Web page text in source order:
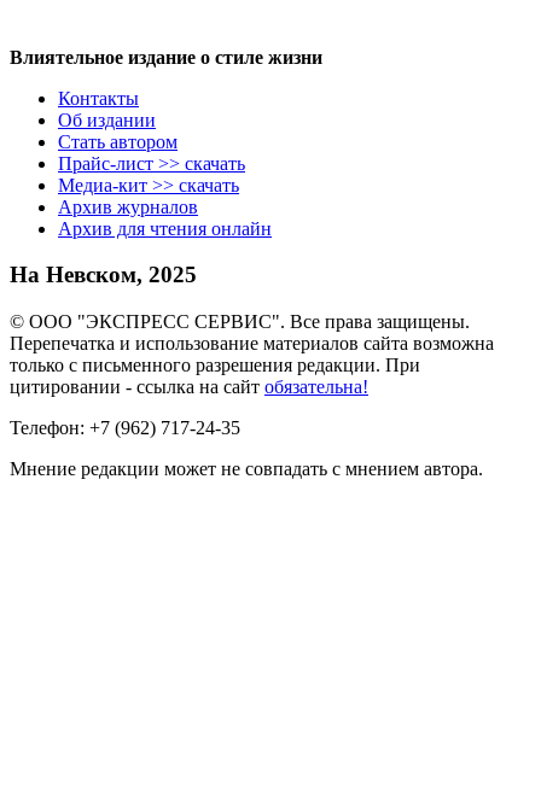
Влиятельное издание о стиле жизни
Контакты
Об издании
Стать автором
Прайс-лист >> скачать
Медиа-кит >> скачать
Архив журналов
Архив для чтения онлайн
На Невском, 2025
© ООО "ЭКСПРЕСС СЕРВИС". Все права защищены.
Перепечатка и использование материалов сайта возможна
только с письменного разрешения редакции. При
цитировании - ссылка на сайт обязательна!
Телефон: +7 (962) 717-24-35
Мнение редакции может не совпадать с мнением автора.